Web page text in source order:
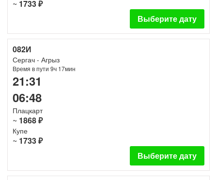
~ 1733 ₽
Выберите дату
082И
Сергач - Агрыз
Время в пути 9ч 17мин
21:31
06:48
Плацкарт
~ 1868 ₽
Купе
~ 1733 ₽
Выберите дату